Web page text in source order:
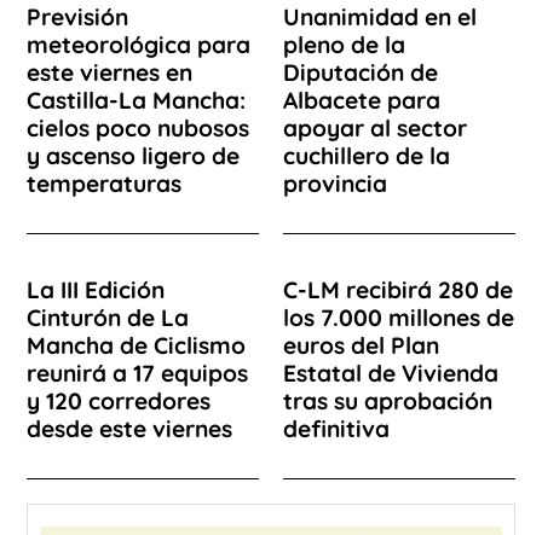
Previsión
meteorológica para
este viernes en
Castilla-La Mancha:
cielos poco nubosos
y ascenso ligero de
temperaturas
Unanimidad en el
pleno de la
Diputación de
Albacete para
apoyar al sector
cuchillero de la
provincia
La III Edición
Cinturón de La
Mancha de Ciclismo
reunirá a 17 equipos
y 120 corredores
desde este viernes
C-LM recibirá 280 de
los 7.000 millones de
euros del Plan
Estatal de Vivienda
tras su aprobación
definitiva